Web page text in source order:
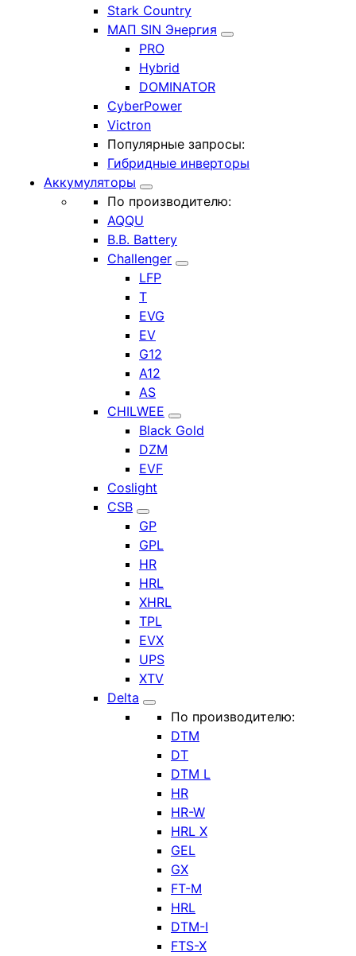
Stark Country
МАП SIN Энергия
PRO
Hybrid
DOMINATOR
CyberPower
Victron
Популярные запросы:
Гибридные инверторы
Аккумуляторы
По производителю:
AQQU
B.B. Battery
Challenger
LFP
T
EVG
EV
G12
A12
AS
CHILWEE
Black Gold
DZM
EVF
Coslight
CSB
GP
GPL
HR
HRL
XHRL
TPL
EVX
UPS
XTV
Delta
По производителю:
DTM
DT
DTM L
HR
HR-W
HRL X
GEL
GX
FT-M
HRL
DTM-I
FTS-X